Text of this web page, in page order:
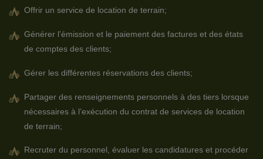
Offrir un service de location de terrain;
Générer l’émission et le paiement des factures et des états
de comptes des clients;
Gérer les différentes réservations des clients;
Partager des renseignements personnels à des tiers lorsque
nécessaires à l’exécution du contrat de services de location
de terrain;
Recruter du personnel, évaluer les candidatures et procéder